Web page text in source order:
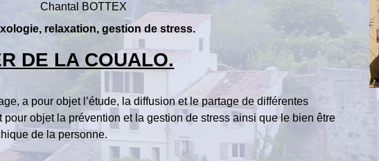
Chantal BOTTEX
relaxation, gestion de stress.
DE LA COUALO.
a pour objet l’étude, la diffusion et le partage de différentes
pour objet la prévention et la gestion de stress ainsi que le bien être
de la personne.